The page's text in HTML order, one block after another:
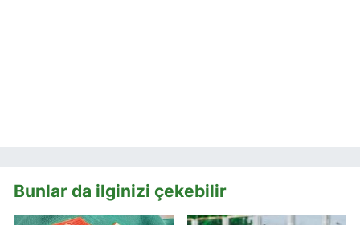
Bunlar da ilginizi çekebilir